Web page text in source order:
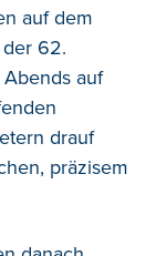
auf dem
62.
auf
drauf
präzisem